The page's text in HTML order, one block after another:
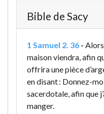
Bible de Sacy
1 Samuel 2. 36 -
maison viendra, afin
offrira une pièce
en disant : Donnez-
sacerdotale, afin que
manger.